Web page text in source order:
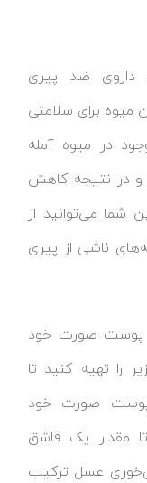
داروی ضد پیری
میوه برای سلامتی
در میوه آمله
و در نتیجه کاهش
می‌توانید از
ناشی از پیری
پوست صورت خود
را تهیه کنید تا
پوست صورت خود
مقدار یک قاشق
عسل ترکیب